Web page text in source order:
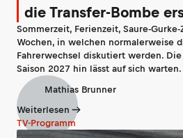
die Transfer-Bombe
Sommerzeit, Ferienzeit, Saure-
Wochen, in welchen normalerweise
Fahrerwechsel diskutiert werden.
Saison 2027 hin lässt auf sich warten.
Mathias Brunner
Weiterlesen
TV-Programm